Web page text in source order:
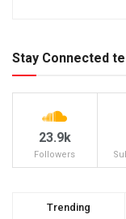
Stay Connected
23.9k
Followers
Trending